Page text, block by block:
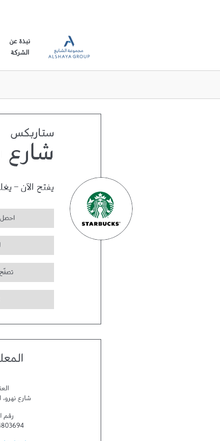
نبذة عن
الشركة
ستاربكس
شارع
يفتح الآن-
احصل
شارع نهرو،
رقم